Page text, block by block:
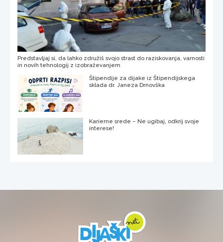
Predstavljaj si, da lahko združiš svojo strast do raziskovanja, varnosti
in novih tehnologij z izobraževanjem
Štipendije za dijake iz Štipendijskega
sklada dr. Janeza Drnovška
Karierne srede – Ne ugibaj, odkrij svoje
interese!